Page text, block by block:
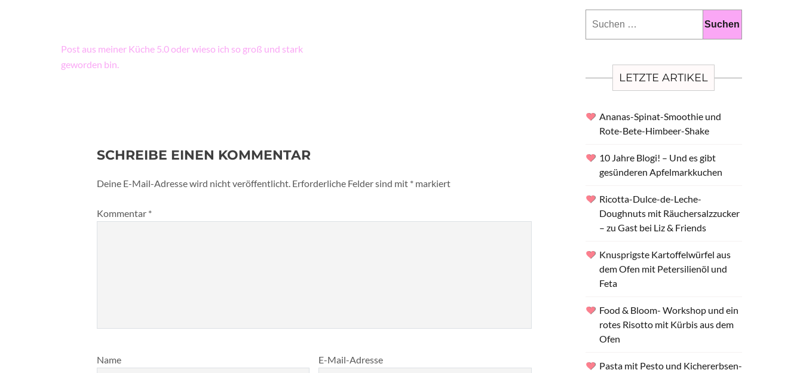
Beitragsnavigation
Post aus meiner Küche 5.0 oder wieso ich so groß und stark
geworden bin.
SCHREIBE EINEN KOMMENTAR
Deine E-Mail-Adresse wird nicht veröffentlicht. Erforderliche Felder sind mit * markiert
Kommentar *
Name E-Mail-Adresse
nach:
LETZTE ARTIKEL
Ananas-Spinat-Smoothie und
Rote-Bete-Himbeer-Shake
10 Jahre Blogi! – Und es gibt
gesünderen Apfelmarkkuchen
Ricotta-Dulce-de-Leche-
Doughnuts mit Räuchersalzzucker
– zu Gast bei Liz & Friends
Knusprigste Kartoffelwürfel aus
dem Ofen mit Petersilienöl und
Feta
Food & Bloom- Workshop und ein
rotes Risotto mit Kürbis aus dem
Ofen
Pasta mit Pesto und Kichererbsen-